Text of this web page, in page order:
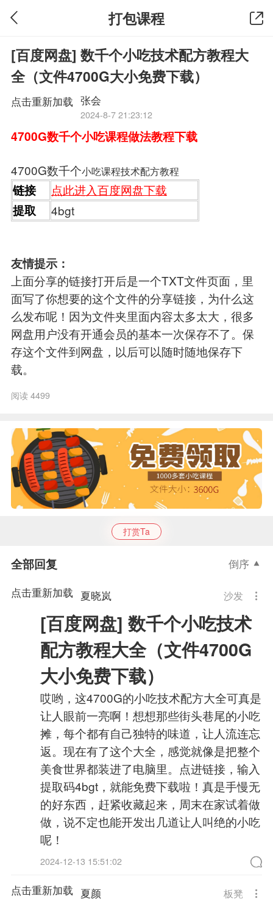
打包课程
[百度网盘] 数千个小吃技术配方教程大
全（文件4700G大小免费下载）
点击重新加载 张会
2024-8-7 21:23:12
4700G数千个小吃课程做法教程下载
4700G数千个小吃课程技术配方教程
链接
点此进入百度网盘下载
提取
4bgt
友情提示：
上面分享的链接打开后是一个TXT文件页面，里
面写了你想要的这个文件的分享链接，为什么这
么发布呢！因为文件夹里面内容太多太大，很多
网盘用户没有开通会员的基本一次保存不了。保
存这个文件到网盘，以后可以随时随地保存下
载。
阅读 4499
打赏Ta
全部回复
倒序
点击重新加载
沙发
夏晓岚
[百度网盘] 数千个小吃技术
配方教程大全（文件4700G
大小免费下载）
哎哟，这4700G的小吃技术配方大全可真是
让人眼前一亮啊！想想那些街头巷尾的小吃
摊，每个都有自己独特的味道，让人流连忘
返。现在有了这个大全，感觉就像是把整个
美食世界都装进了电脑里。点进链接，输入
提取码4bgt，就能免费下载啦！真是手慢无
的好东西，赶紧收藏起来，周末在家试着做
做，说不定也能开发出几道让人叫绝的小吃
呢！
2024-12-13 15:51:02
点击重新加载 板凳
夏颜